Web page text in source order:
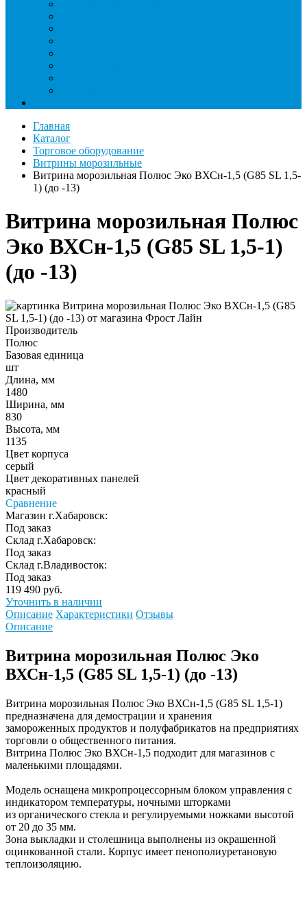
Главная
Каталог
Торговое оборудование
Витрины морозильные
Витрина морозильная Полюс Эко ВХСн-1,5 (G85 SL 1,5-
1) (до -13)
Витрина морозильная Полюс
Эко ВХСн-1,5 (G85 SL 1,5-1)
(до -13)
Производитель
Полюс
Базовая единица
шт
Длина, мм
1480
Ширина, мм
830
Высота, мм
1135
Цвет корпуса
серый
Цвет декоративных панелей
красный
Сравнение
Магазин г.Хабаровск:
Под заказ
Склад г.Хабаровск:
Под заказ
Склад г.Владивосток:
Под заказ
119 490 руб.
Уточнить в наличии
Описание Характеристики Отзывы
Описание
Витрина морозильная Полюс Эко
ВХСн-1,5 (G85 SL 1,5-1) (до -13)
Витрина морозильная Полюс Эко ВХСн-1,5 (G85 SL 1,5-1)
предназначена для демострации и хранения
замороженных продуктов и полуфабрикатов на предприятиях
торговли о общественного питания.
Витрина Полюс Эко ВХСн-1,5 подходит для магазинов с
маленькими площадями.
Модель оснащена микропроцессорным блоком управления с
индикатором температуры, ночными шторками
из органического стекла и регулируемыми ножками высотой
от 20 до 35 мм.
Зона выкладки и столешница выполнены из окрашенной
оцинкованной стали. Корпус имеет пенополиуретановую
теплоизоляцию.